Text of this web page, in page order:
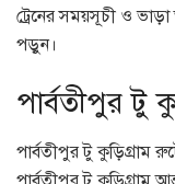
ট্রেনের সময়সূচী ও ভাড়া
পড়ুন।
পার্বতীপুর টু
পার্বতীপুর টু কুড়িগ্রাম